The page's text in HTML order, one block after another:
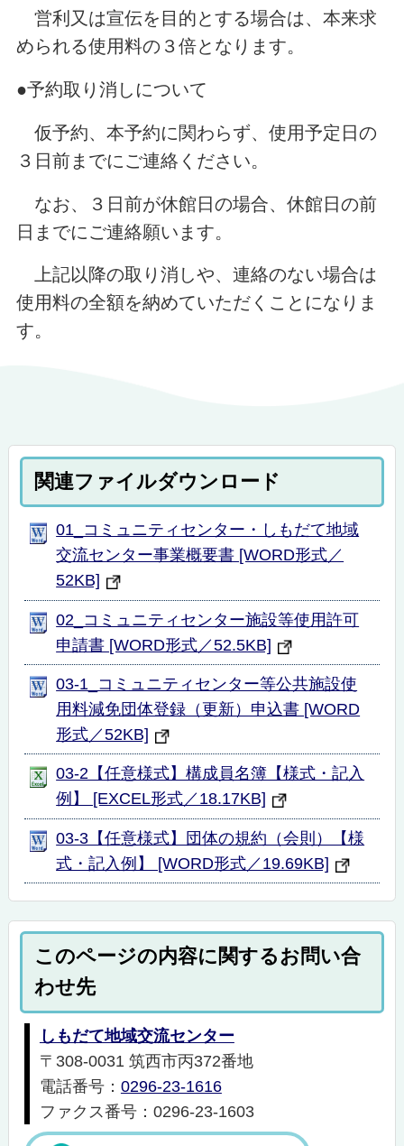
営利又は宣伝を目的とする場合は、本来求
められる使用料の３倍となります。
●予約取り消しについて
仮予約、本予約に関わらず、使用予定日の
３日前までにご連絡ください。
なお、３日前が休館日の場合、休館日の前
日までにご連絡願います。
上記以降の取り消しや、連絡のない場合は
使用料の全額を納めていただくことになりま
す。
関連ファイルダウンロード
01_コミュニティセンター・しもだて地域
交流センター事業概要書 [WORD形式／
52KB]
02_コミュニティセンター施設等使用許可
申請書 [WORD形式／52.5KB]
03-1_コミュニティセンター等公共施設使
用料減免団体登録（更新）申込書 [WORD
形式／52KB]
03-2【任意様式】構成員名簿【様式・記入
例】 [EXCEL形式／18.17KB]
03-3【任意様式】団体の規約（会則）【様
式・記入例】 [WORD形式／19.69KB]
このページの内容に関するお問い合
わせ先
しもだて地域交流センター
〒308-0031 筑西市丙372番地
電話番号： 0296-23-1616
ファクス番号：0296-23-1603